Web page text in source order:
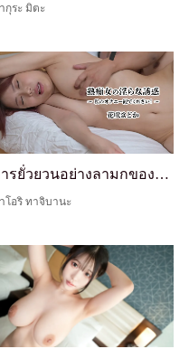
กุระ มิตะ
การยั่วยวนอย่างลามกของนางคลั่งเซ็กส์ผู้ใหญ่ ~โปรดดูฉันช่วยตัวเอง!~ - มาดอกะ ฮานาซากิ
โอริ ทาจิบานะ